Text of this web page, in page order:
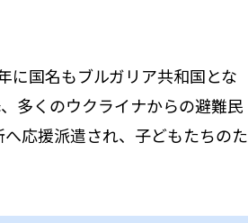
に国名もブルガリア共和国とな
多くのウクライナからの避難民
応援派遣され、子どもたちのた